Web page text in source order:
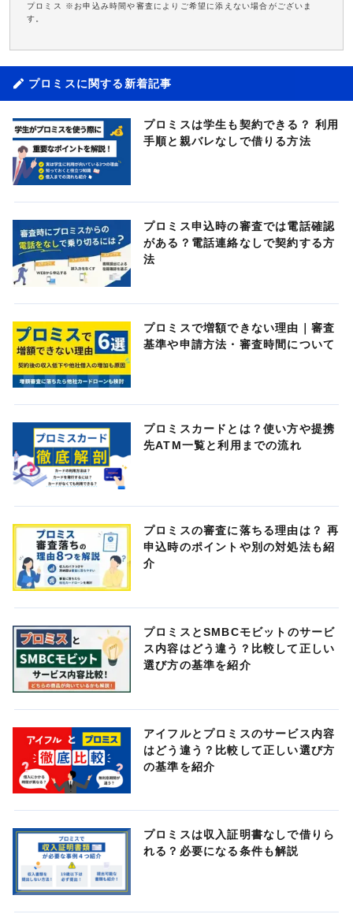
プロミス ※お申込み時間や審査によりご希望に添えない場合がございま
す。
プロミスに関する新着記事
プロミスは学生も契約できる？ 利用
手順と親バレなしで借りる方法
プロミス申込時の審査では電話確認
がある？電話連絡なしで契約する方
法
プロミスで増額できない理由｜審査
基準や申請方法・審査時間について
プロミスカードとは？使い方や提携
先ATM一覧と利用までの流れ
プロミスの審査に落ちる理由は？ 再
申込時のポイントや別の対処法も紹
介
プロミスとSMBCモビットのサービ
ス内容はどう違う？比較して正しい
選び方の基準を紹介
アイフルとプロミスのサービス内容
はどう違う？比較して正しい選び方
の基準を紹介
プロミスは収入証明書なしで借りら
れる？必要になる条件も解説